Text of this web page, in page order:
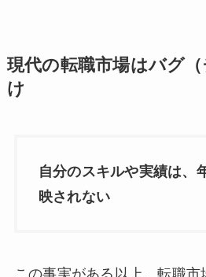
現代の転職市場はバグ
け
自分のスキルや実績は、
映されない